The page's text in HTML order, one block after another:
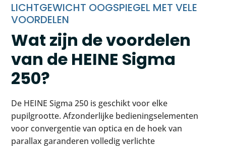
LICHTGEWICHT OOGSPIEGEL MET VELE
VOORDELEN
Wat zijn de voordelen
van de HEINE Sigma
250?
De HEINE Sigma 250 is geschikt voor elke
pupilgrootte. Afzonderlijke bedieningselementen
voor convergentie van optica en de hoek van
parallax garanderen volledig verlichte